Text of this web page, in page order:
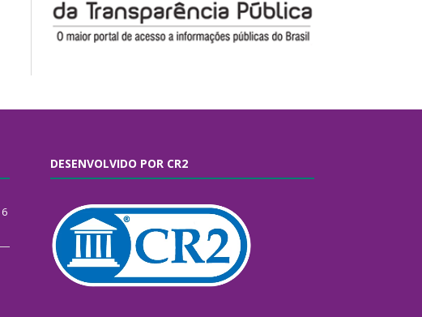
6
DESENVOLVIDO POR CR2